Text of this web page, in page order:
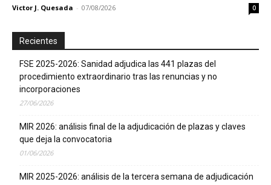
Victor J. Quesada - 07/08/2026 0
Recientes
FSE 2025-2026: Sanidad adjudica las 441 plazas del
procedimiento extraordinario tras las renuncias y no
incorporaciones
27/06/2026
MIR 2026: análisis final de la adjudicación de plazas y claves
que deja la convocatoria
01/06/2026
MIR 2025-2026: análisis de la tercera semana de adjudicación